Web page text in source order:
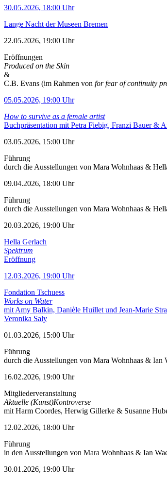
30.05.2026, 18:00 Uhr
Lange Nacht der Museen Bremen
22.05.2026, 19:00 Uhr
Eröffnungen
Produced on the Skin
&
C.B. Evans (im Rahmen von for fear of continuity
05.05.2026, 19:00 Uhr
How to survive as a female artist
Buchpräsentation mit Petra Fiebig, Franzi Bauer &
03.05.2026, 15:00 Uhr
Führung
durch die Ausstellungen von Mara Wohnhaas &
09.04.2026, 18:00 Uhr
Führung
durch die Ausstellungen von Mara Wohnhaas &
20.03.2026, 19:00 Uhr
Hella Gerlach
Spektrum
Eröffnung
12.03.2026, 19:00 Uhr
Fondation Tschuess
Works on Water
mit Amy Balkin, Danièle Huillet und Jean-Marie
Veronika Saly
01.03.2026, 15:00 Uhr
Führung
durch die Ausstellungen von Mara Wohnhaas & Ian
16.02.2026, 19:00 Uhr
Mitgliederveranstaltung
Aktuelle (Kunst)Kontroverse
mit Harm Coordes, Herwig Gillerke & Susanne
12.02.2026, 18:00 Uhr
Führung
in den Ausstellungen von Mara Wohnhaas & Ian
30.01.2026, 19:00 Uhr